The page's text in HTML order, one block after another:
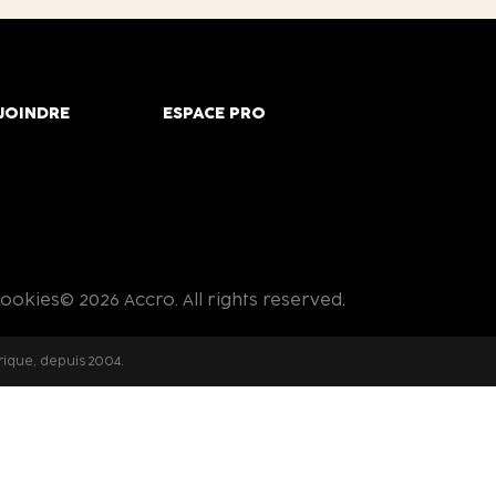
ESPACE PRO
© 2026 Accro. All rights reserved.
depuis 2004.